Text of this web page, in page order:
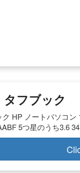
フブック
HP ノートパソコ
5つ星のうち3.6